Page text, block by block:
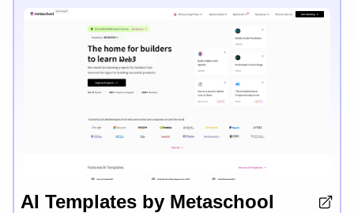
를 간소화하도록 설계되어 있습니다.
AI Templates by Metaschool